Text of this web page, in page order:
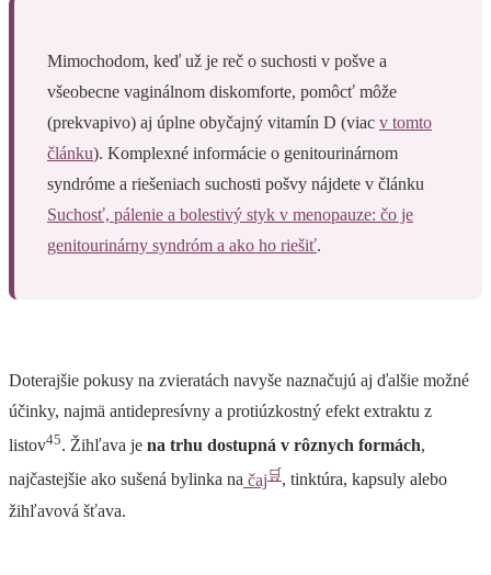
Mimochodom, keď už je reč o suchosti v pošve a
všeobecne vaginálnom diskomforte, pomôcť môže
(prekvapivo) aj úplne obyčajný vitamín D (viac v tomto
článku). Komplexné informácie o genitourinárnom
syndróme a riešeniach suchosti pošvy nájdete v článku
Suchosť, pálenie a bolestivý styk v menopauze: čo je
genitourinárny syndróm a ako ho riešiť.
Doterajšie pokusy na zvieratách navyše naznačujú aj ďalšie možné
účinky, najmä antidepresívny a protiúzkostný efekt extraktu z
listov45. Žihľava je na trhu dostupná v rôznych formách,
najčastejšie ako sušená bylinka na čaj 🛒, tinktúra, kapsuly alebo
žihľavová šťava.